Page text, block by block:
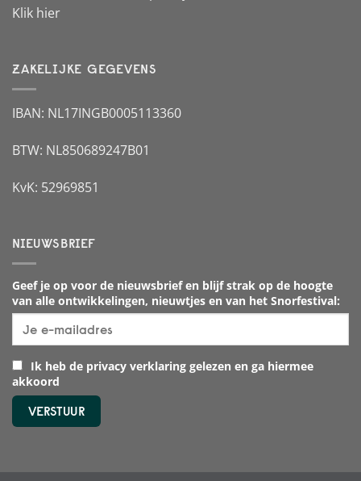
Klik hier
ZAKELIJKE GEGEVENS
IBAN: NL17INGB0005113360
BTW: NL850689247B01
KvK: 52969851
NIEUWSBRIEF
Geef je op voor de nieuwsbrief en blijf strak op de hoogte
van alle ontwikkelingen, nieuwtjes en van het Snorfestival:
Ik heb de privacy verklaring gelezen en ga hiermee
akkoord